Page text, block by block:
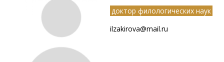
доктор филологических наук
ilzakirova@mail.ru